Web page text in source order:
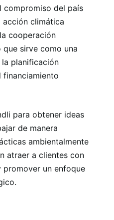
del país
acción climática
cooperación
sirve como una
planificación
financiamiento
para obtener ideas
de manera
ambientalmente
atraer a clientes con
un enfoque